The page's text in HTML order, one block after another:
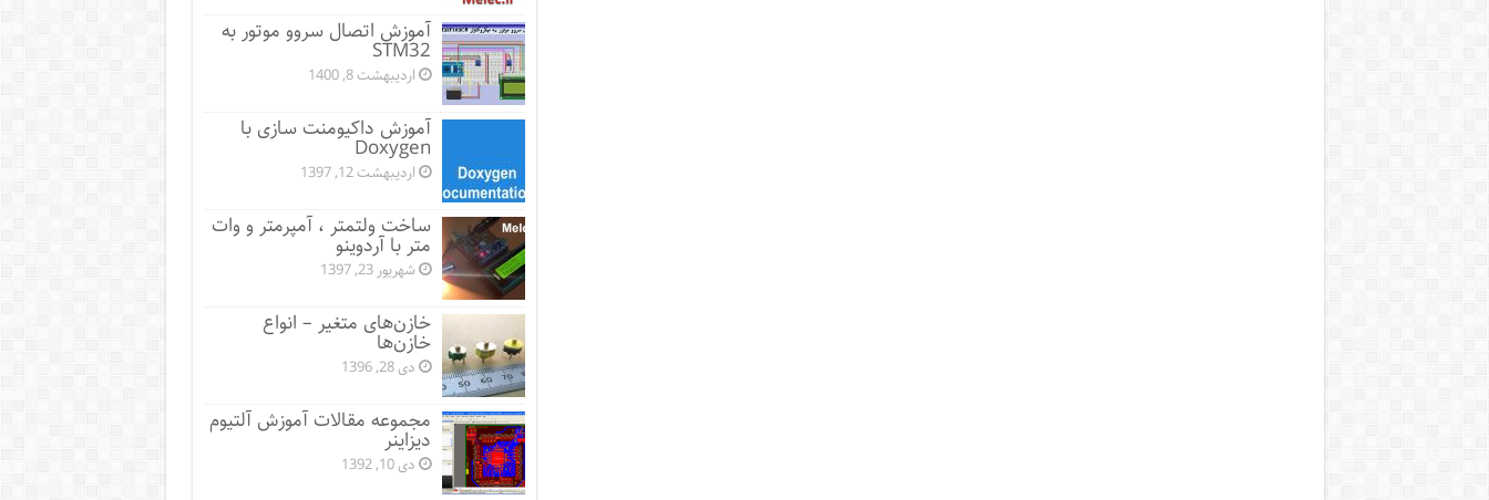
آموزش اتصال سروو موتور به
STM32
اردیبهشت 8, 1400
آموزش داکیومنت سازی با
Doxygen
اردیبهشت 12, 1397
ساخت ولتمتر ، آمپرمتر و وات
متر با آردوینو
شهریور 23, 1397
خازن‌های متغیر – انواع
خازن‌ها
دی 28, 1396
مجموعه مقالات آموزش آلتیوم
دیزاینر
دی 10, 1392